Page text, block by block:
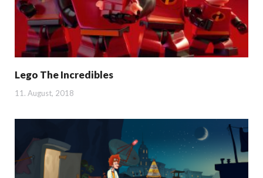
Lego The Incredibles
11. August, 2018